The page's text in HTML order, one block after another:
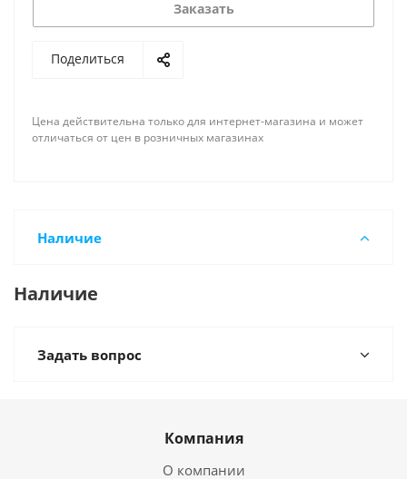
Заказать
Поделиться
Цена действительна только для интернет-магазина и может
отличаться от цен в розничных магазинах
Наличие
Наличие
Задать вопрос
Компания
О компании